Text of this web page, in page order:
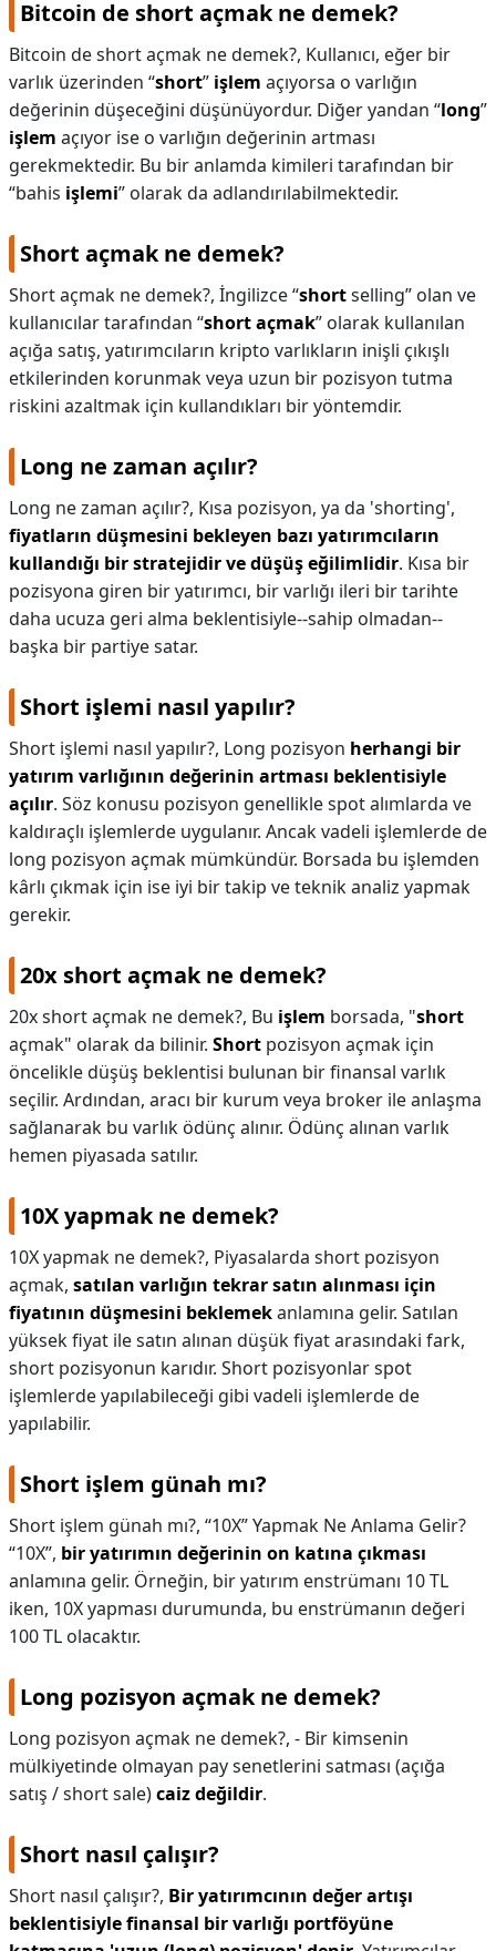
Bitcoin de short açmak ne demek?
Bitcoin de short açmak ne demek?, Kullanıcı, eğer bir
varlık üzerinden “short” işlem açıyorsa o varlığın
değerinin düşeceğini düşünüyordur. Diğer yandan “long”
işlem açıyor ise o varlığın değerinin artması
gerekmektedir. Bu bir anlamda kimileri tarafından bir
“bahis işlemi” olarak da adlandırılabilmektedir.
Short açmak ne demek?
Short açmak ne demek?, İngilizce “shortselling” olan ve
kullanıcılar tarafından “short açmak” olarak kullanılan
açığa satış, yatırımcıların kripto varlıkların inişli çıkışlı
etkilerinden korunmak veya uzun bir pozisyon tutma
riskini azaltmak için kullandıkları bir yöntemdir.
Long ne zaman açılır?
Long ne zaman açılır?, Kısa pozisyon, ya da 'shorting',
fiyatların düşmesini bekleyen bazı yatırımcıların
kullandığı bir stratejidir ve düşüş eğilimlidir. Kısa bir
pozisyona giren bir yatırımcı, bir varlığı ileri bir tarihte
daha ucuza geri alma beklentisiyle--sahip olmadan--
başka bir partiye satar.
Short işlemi nasıl yapılır?
Short işlemi nasıl yapılır?, Long pozisyon herhangi bir
yatırım varlığının değerinin artması beklentisiyle
açılır. Söz konusu pozisyon genellikle spot alımlarda ve
kaldıraçlı işlemlerde uygulanır. Ancak vadeli işlemlerde de
long pozisyon açmak mümkündür. Borsada bu işlemden
kârlı çıkmak için ise iyi bir takip ve teknik analiz yapmak
gerekir.
20x short açmak ne demek?
20x short açmak ne demek?, Bu işlem borsada, "short
açmak" olarak da bilinir. Short pozisyon açmak için
öncelikle düşüş beklentisi bulunan bir finansal varlık
seçilir. Ardından, aracı bir kurum veya broker ile anlaşma
sağlanarak bu varlık ödünç alınır. Ödünç alınan varlık
hemen piyasada satılır.
10X yapmak ne demek?
10X yapmak ne demek?, Piyasalarda short pozisyon
açmak, satılan varlığın tekrar satın alınması için
fiyatının düşmesini beklemekanlamına gelir. Satılan
yüksek fiyat ile satın alınan düşük fiyat arasındaki fark,
short pozisyonun karıdır. Short pozisyonlar spot
işlemlerde yapılabileceği gibi vadeli işlemlerde de
yapılabilir.
Short işlem günah mı?
Short işlem günah mı?, “10X” Yapmak Ne Anlama Gelir?
“10X”, bir yatırımın değerinin on katına çıkması
anlamına gelir. Örneğin, bir yatırım enstrümanı 10 TL
iken, 10X yapması durumunda, bu enstrümanın değeri
100 TL olacaktır.
Long pozisyon açmak ne demek?
Long pozisyon açmak ne demek?, - Bir kimsenin
mülkiyetinde olmayan pay senetlerini satması (açığa
satış / short sale)caiz değildir.
Short nasıl çalışır?
Short nasıl çalışır?, Bir yatırımcının değer artışı
beklentisiyle finansal bir varlığı portföyüne